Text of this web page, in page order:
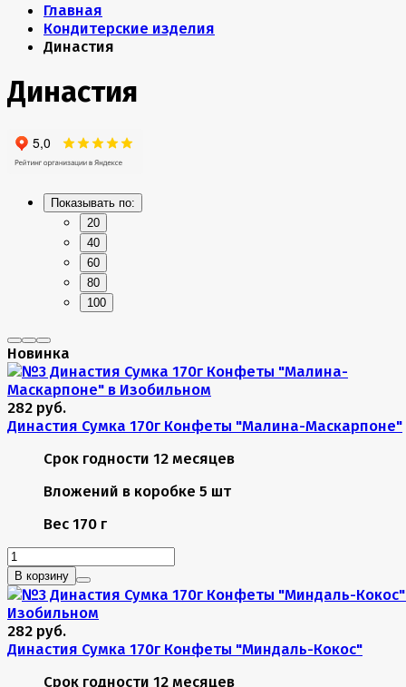
Главная
Кондитерские изделия
Династия
Династия
Показывать по:
20
40
60
80
100
Новинка
282 руб.
Династия Сумка 170г Конфеты "Малина-Маскарпоне"
Срок годности 12 месяцев
Вложений в коробке 5 шт
Вес 170 г
В корзину
282 руб.
Династия Сумка 170г Конфеты "Миндаль-Кокос"
Срок годности 12 месяцев